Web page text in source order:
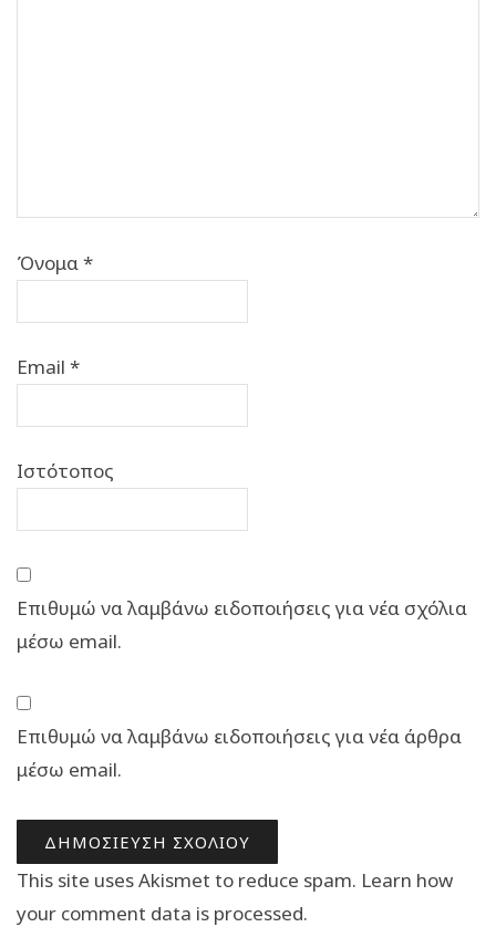
Όνομα*
Email *
Ιστότοπος
Επιθυμώ να λαμβάνω ειδοποιήσεις για νέα σχόλια
μέσω email.
Επιθυμώ να λαμβάνω ειδοποιήσεις για νέα άρθρα
μέσω email.
This site uses Akismet to reduce spam. Learn how
your comment data is processed.